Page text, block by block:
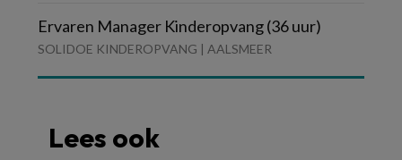
Ervaren Manager Kinderopvang (36 uur)
SOLIDOE KINDEROPVANG | AALSMEER
Lees ook